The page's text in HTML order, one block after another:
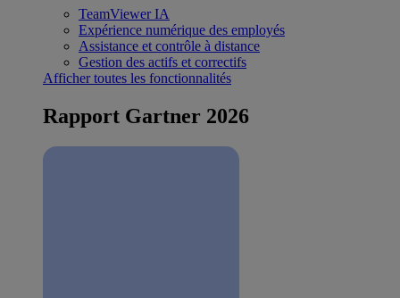
TeamViewer IA
Expérience numérique des employés
Assistance et contrôle à distance
Gestion des actifs et correctifs
Afficher toutes les fonctionnalités
Rapport Gartner 2026